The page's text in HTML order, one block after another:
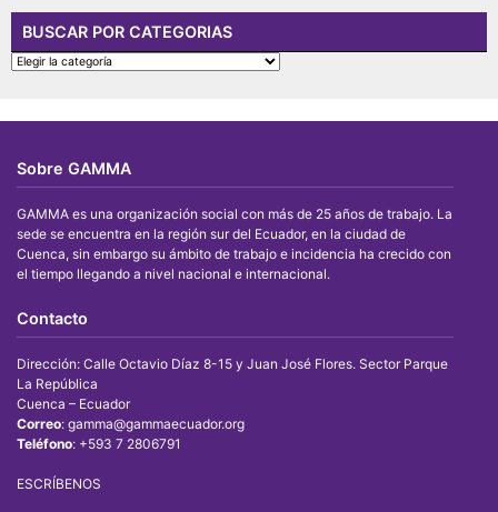
BUSCAR POR CATEGORIAS
BUSCAR
POR
Sobre GAMMA
GAMMA es una organización social con más de 25 años de trabajo. La
sede se encuentra en la región sur del Ecuador, en la ciudad de
Cuenca, sin embargo su ámbito de trabajo e incidencia ha crecido con
el tiempo llegando a nivel nacional e internacional.
Contacto
Dirección: Calle Octavio Díaz 8-15 y Juan José Flores. Sector Parque
La República
Cuenca – Ecuador
Correo: gamma@gammaecuador.org
Teléfono: +593 7 2806791
ESCRÍBENOS